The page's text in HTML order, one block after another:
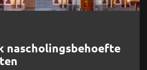
nascholingsbehoefte